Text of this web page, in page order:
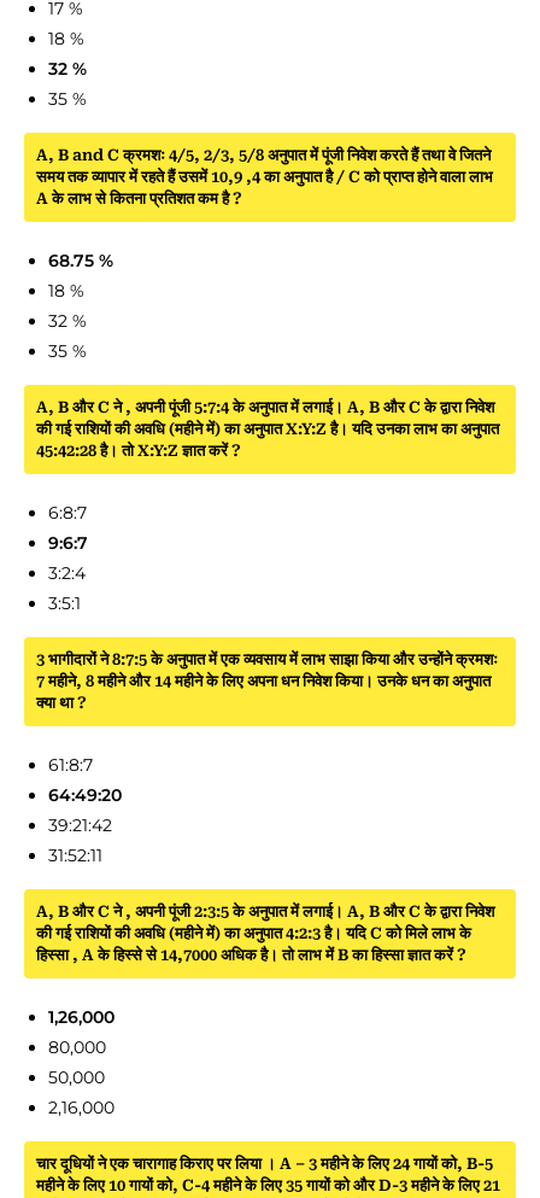
17 %
18 %
32 %
35 %
A, B and C क्रमशः 4/5, 2/3, 5/8 अनुपात में पूंजी निवेश करते हैं तथा वे जितने
समय तक व्यापार में रहते हैं उसमें 10,9 ,4 का अनुपात है / C को प्राप्त होने वाला लाभ
A के लाभ से कितना प्रतिशत कम है ?
68.75 %
18 %
32 %
35 %
A, B और C ने , अपनी पूंजी 5:7:4 के अनुपात में लगाई। A, B और C के द्वारा निवेश
की गई राशियों की अवधि (महीने में) का अनुपात X:Y:Z है। यदि उनका लाभ का अनुपात
45:42:28 है। तो X:Y:Z ज्ञात करें ?
6:8:7
9:6:7
3:2:4
3:5:1
3 भागीदारों ने 8:7:5 के अनुपात में एक व्यवसाय में लाभ साझा किया और उन्होंने क्रमशः
7 महीने, 8 महीने और 14 महीने के लिए अपना धन निवेश किया। उनके धन का अनुपात
क्या था ?
61:8:7
64:49:20
39:21:42
31:52:11
A, B और C ने , अपनी पूंजी 2:3:5 के अनुपात में लगाई। A, B और C के द्वारा निवेश
की गई राशियों की अवधि (महीने में) का अनुपात 4:2:3 है। यदि C को मिले लाभ के
हिस्सा , A के हिस्से से 14,7000 अधिक है। तो लाभ में B का हिस्सा ज्ञात करें ?
1,26,000
80,000
50,000
2,16,000
चार दूधियों ने एक चारागाह किराए पर लिया । A – 3 महीने के लिए 24 गायों को, B-5
महीने के लिए 10 गायों को, C-4 महीने के लिए 35 गायों को और D-3 महीने के लिए 21